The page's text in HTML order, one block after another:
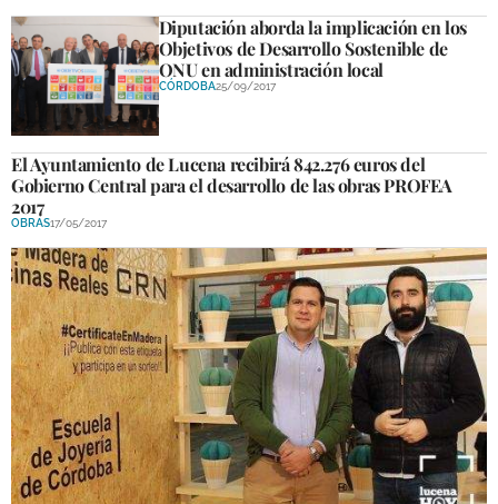
Diputación aborda la implicación en los
Objetivos de Desarrollo Sostenible de
ONU en administración local
CÓRDOBA25/09/2017
El Ayuntamiento de Lucena recibirá 842.276 euros del
Gobierno Central para el desarrollo de las obras PROFEA
2017
OBRAS17/05/2017